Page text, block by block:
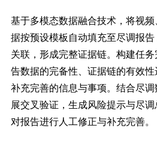
基于多模态数据融合技术，将视
据按预设模板自动填充至尽调报
关联，形成完整证据链。构建任
告数据的完备性、证据链的有效
补充完善的信息与事项。结合尽
展交叉验证，生成风险提示与尽
对报告进行人工修正与补充完善。